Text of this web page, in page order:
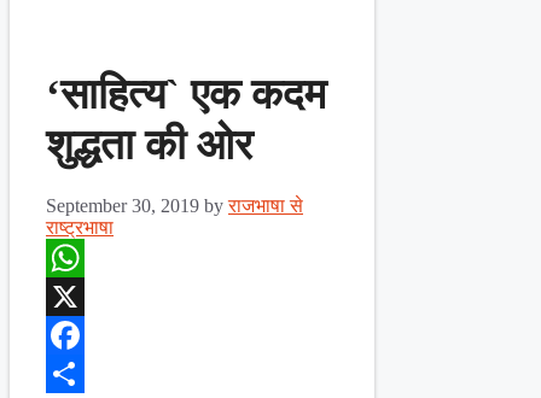
‘साहित्य` एक कदम
शुद्धता की ओर
September 30, 2019 byराजभाषा से
राष्ट्रभाषा
WhatsApp
X
Facebook